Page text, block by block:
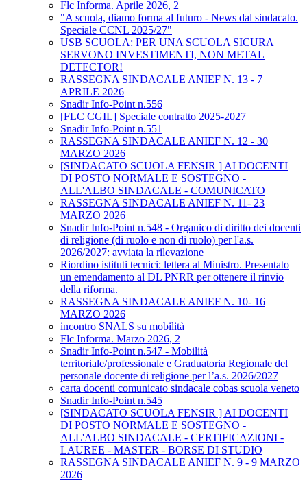
Flc Informa. Aprile 2026, 2
"A scuola, diamo forma al futuro - News dal sindacato.
Speciale CCNL 2025/27"
USB SCUOLA: PER UNA SCUOLA SICURA
SERVONO INVESTIMENTI, NON METAL
DETECTOR!
RASSEGNA SINDACALE ANIEF N. 13 - 7
APRILE 2026
Snadir Info-Point n.556
[FLC CGIL] Speciale contratto 2025-2027
Snadir Info-Point n.551
RASSEGNA SINDACALE ANIEF N. 12 - 30
MARZO 2026
[SINDACATO SCUOLA FENSIR ] AI DOCENTI
DI POSTO NORMALE E SOSTEGNO -
ALL'ALBO SINDACALE - COMUNICATO
RASSEGNA SINDACALE ANIEF N. 11- 23
MARZO 2026
Snadir Info-Point n.548 - Organico di diritto dei docenti
di religione (di ruolo e non di ruolo) per l'a.s.
2026/2027: avviata la rilevazione
Riordino istituti tecnici: lettera al Ministro. Presentato
un emendamento al DL PNRR per ottenere il rinvio
della riforma.
RASSEGNA SINDACALE ANIEF N. 10- 16
MARZO 2026
incontro SNALS su mobilità
Flc Informa. Marzo 2026, 2
Snadir Info-Point n.547 - Mobilità
territoriale/professionale e Graduatoria Regionale del
personale docente di religione per l’a.s. 2026/2027
carta docenti comunicato sindacale cobas scuola veneto
Snadir Info-Point n.545
[SINDACATO SCUOLA FENSIR ] AI DOCENTI
DI POSTO NORMALE E SOSTEGNO -
ALL'ALBO SINDACALE - CERTIFICAZIONI -
LAUREE - MASTER - BORSE DI STUDIO
RASSEGNA SINDACALE ANIEF N. 9 - 9 MARZO
2026